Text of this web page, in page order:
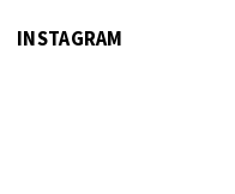
INSTAGRAM